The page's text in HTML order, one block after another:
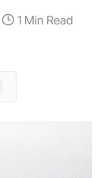
1 Min Read